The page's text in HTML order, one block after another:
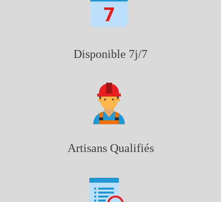
Disponible 7j/7
Artisans Qualifiés